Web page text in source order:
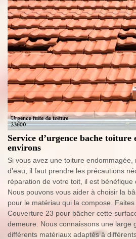
Service d’urgence bache toiture
environs
Si vous avez une toiture endommagée,
d’eau, il faut prendre les précautions
réparation de votre toit, il est bénéfique
Nous pouvons vous aider à choisir la
pour le matériau qui la compose.
Couverture 23 pour bâcher cette
demeure. Nous connaissons une large
différents matériaux adaptés à